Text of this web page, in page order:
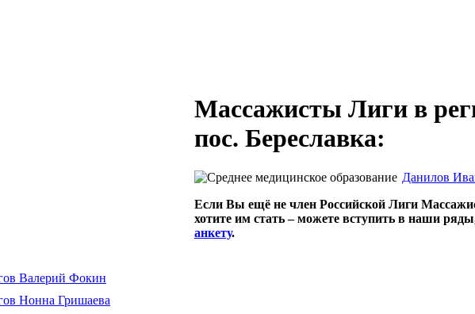
Массажисты Лиги в
пос. Береславка:
Данилов
Если Вы ещё не член Российской Лиги
хотите им стать – можете вступить в наши
анкету.